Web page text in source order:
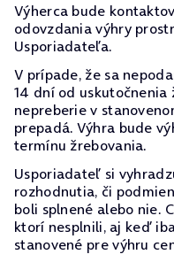
Výherca bude
odovzdania výhry
Usporiadateľa.
V prípade, že sa
14 dní od uskutočnenia
nepreberie v
prepadá. Výhra bude
termínu žrebovania.
Usporiadateľ si
rozhodnutia, či
boli splnené alebo nie.
ktorí nesplnili, aj keď
stanovené pre výhru